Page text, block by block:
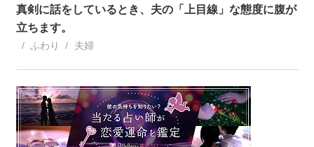
真剣に話をしているとき、夫の「上目線」な態度に腹が
立ちます。
ふわり 夫婦